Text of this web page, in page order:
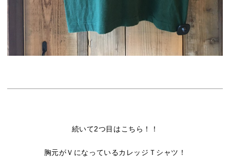
続いて2つ目はこちら！！
胸元がＶになっているカレッジＴシャツ！